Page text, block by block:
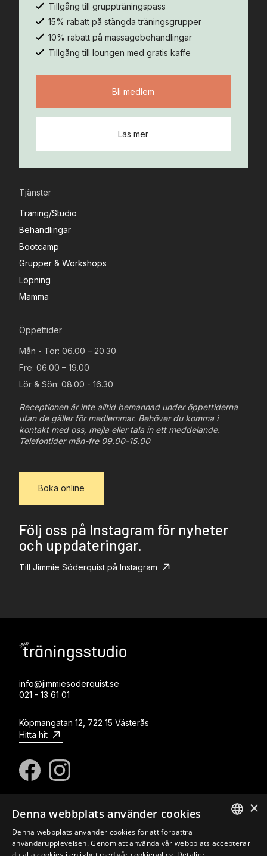
Tjänster
Träning/Studio
Behandlingar
Bootcamp
Grupper & Workshops
Löpning
Mamma
Öppettider
Mån - Tor: 06.00 – 20.30
Fre: 06.00 – 19.00
Lör & Sön: 08.00 - 16.30
Receptionen är inte alltid bemannad under öppettiderna
utan de gäller för medlemmar. Behöver du komma i
kontakt med oss, mejla eller tala in ett meddelande.
Telefontider mån-fre 09.00-15.00
Boka online
Följ oss på Instagram för nyheter
och uppdateringar.
Till Jimmie Söderquist på Instagram
Tillgång till gruppträningspass
15% rabatt på stängda träningsgrupper
10% rabatt på massagebehandlingar
Tillgång till loungen med gratis kaffe
Bli medlem
Läs mer
info@jimmiesoderquist.se
021 - 13 61 01
Köpmangatan 12, 722 15 Västerås
Hitta hit
© Copyright Jimmie Söderquist Massage & Träning
SWEDISH
×
Denna webbplats använder cookies
Denna webbplats använder cookies för att förbättra
användarupplevelsen. Genom att använda vår webbplats accepterar